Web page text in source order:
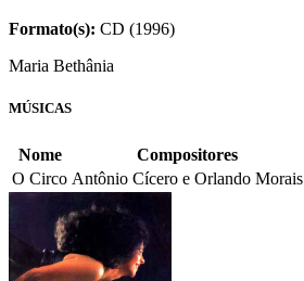
Formato(s): CD (1996)
Maria Bethânia
MÚSICAS
Nome
Compositores
O Circo Antônio Cícero e Orlando Morais